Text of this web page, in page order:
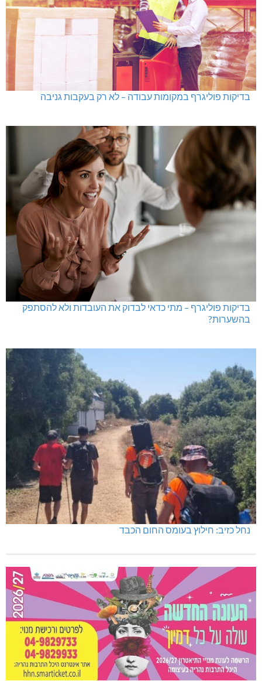
בדיקות פוליגרף במקומות עבודה – לא רק בעקבות גניבה
בדיקות פוליגרף – מתי כדאי לבדוק את העובדות ולא להסתפק
בהשערות?
נחל כזיב: חילוץ בעומס החום הכבד